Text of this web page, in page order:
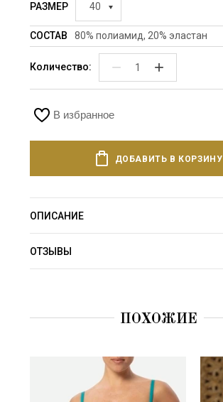
РАЗМЕР 40
СОСТАВ 80% полиамид, 20% эластан
Количество: − +
В избранное
ДОБАВИТЬ В КОРЗИНУ
ОПИСАНИЕ
ОТЗЫВЫ
ПОХОЖИЕ